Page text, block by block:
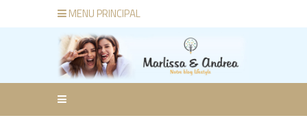
MENU PRINCIPAL